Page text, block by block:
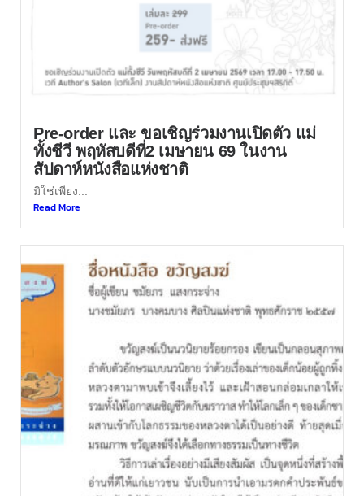
Pre-order และ ขอเชิญร่วมงานเปิดตัว แม่
ทั้งชีวี พฤหัสบดีที่2 เมษายน 69 ในงาน
สัปดาห์หนังสือแห่งชาติ
มิใช่เพียง...
Read More